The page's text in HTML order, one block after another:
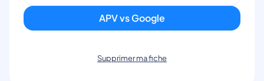
APV vs Google
Supprimer ma fiche